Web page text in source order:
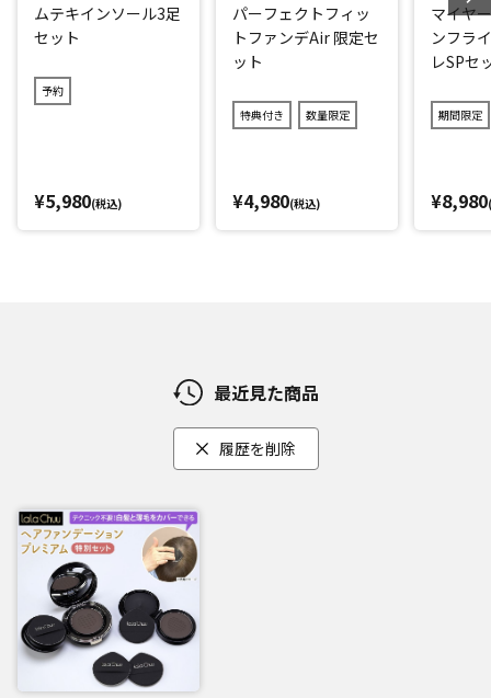
ムテキインソール3足
セット
予約
¥5,980(税込)
パーフェクトフィッ
トファンデAir 限定セ
ット
特典付き 数量限定
¥4,980(税込)
マイヤ
ンフラ
レSPセ
期間限定
¥8,980
最近見た商品
履歴を削除